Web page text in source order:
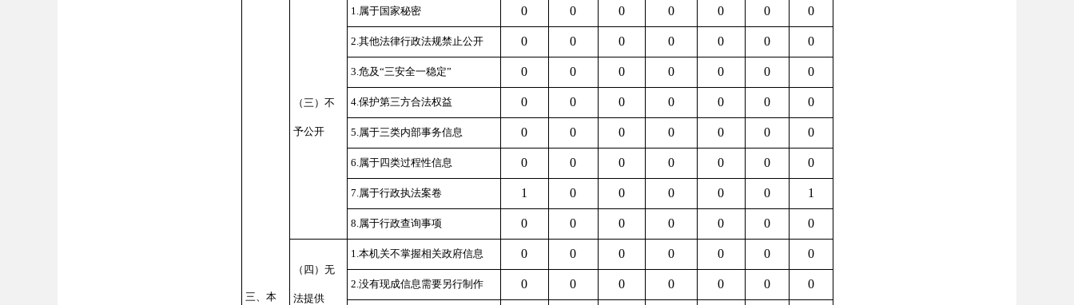
三、本
（三）不
予公开
1.属于国家秘密 0 0 0 0 0 0 0
2.其他法律行政法规禁止公开 0 0 0 0 0 0 0
3.危及“三安全一稳定” 0 0 0 0 0 0 0
4.保护第三方合法权益 0 0 0 0 0 0 0
5.属于三类内部事务信息 0 0 0 0 0 0 0
6.属于四类过程性信息 0 0 0 0 0 0 0
7.属于行政执法案卷 1 0 0 0 0 0 1
8.属于行政查询事项 0 0 0 0 0 0 0
（四）无
法提供
1.本机关不掌握相关政府信息 0 0 0 0 0 0 0
2.没有现成信息需要另行制作 0 0 0 0 0 0 0